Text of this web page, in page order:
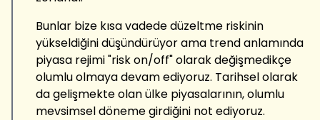
Bunlar bize kısa vadede düzeltme riskinin
yükseldiğini düşündürüyor ama trend anlamında
piyasa rejimi "risk on/off" olarak değişmedikçe
olumlu olmaya devam ediyoruz. Tarihsel olarak
da gelişmekte olan ülke piyasalarının, olumlu
mevsimsel döneme girdiğini not ediyoruz.